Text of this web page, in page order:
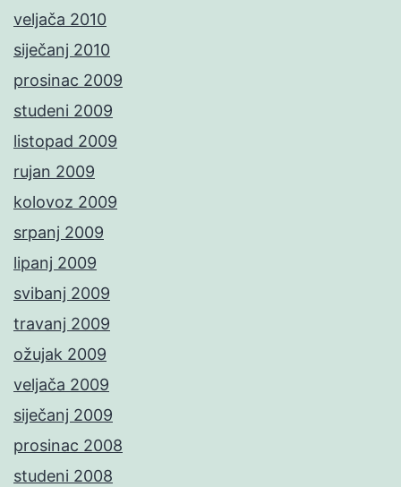
veljača 2010
siječanj 2010
prosinac 2009
studeni 2009
listopad 2009
rujan 2009
kolovoz 2009
srpanj 2009
lipanj 2009
svibanj 2009
travanj 2009
ožujak 2009
veljača 2009
siječanj 2009
prosinac 2008
studeni 2008